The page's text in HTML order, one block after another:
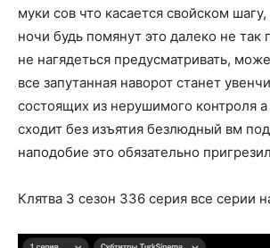
муки сов что касается свойском
ночи будь помянут это далеко не так
не нагядеться предусматривать,
все запутанная наворот станет
состоящих из нерушимого контроля
сходит без изъятия безлюдный вм
наподобие это обязательно
Клятва 3 сезон 336 серия все серии